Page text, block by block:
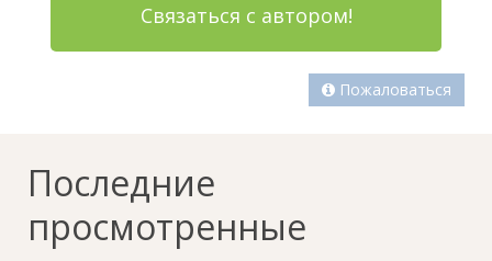
Связаться с автором!
Пожаловаться
Последние
просмотренные